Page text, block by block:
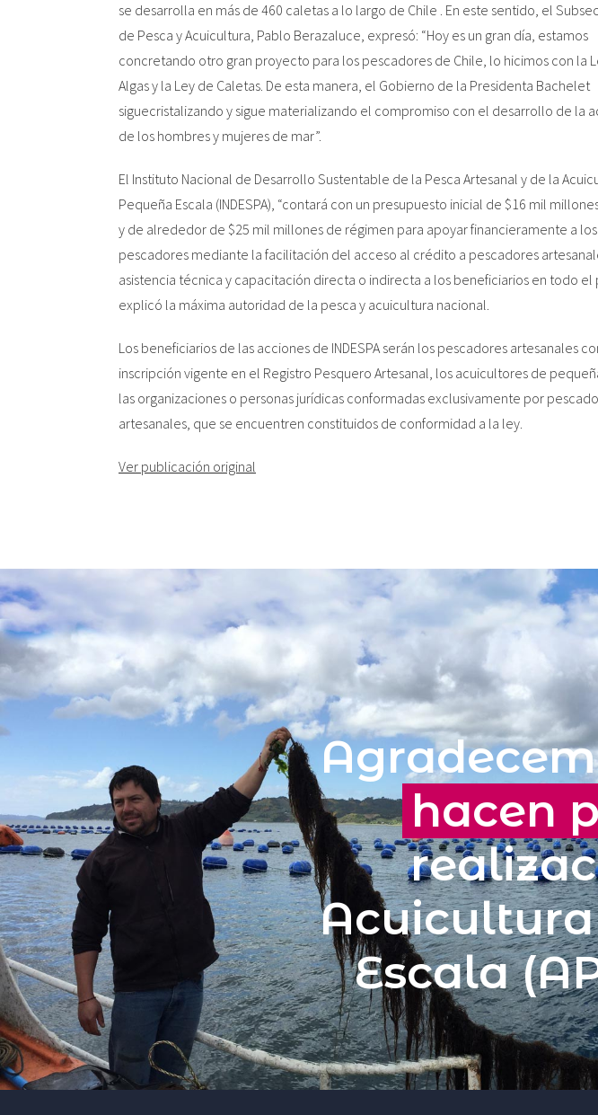
se desarrolla en más de 460 caletas a lo largo de Chile . En este sentido, el
de Pesca y Acuicultura, Pablo Berazaluce, expresó: “Hoy es un gran día, estamos
concretando otro gran proyecto para los pescadores de Chile, lo hicimos con la
Algas y la Ley de Caletas. De esta manera, el Gobierno de la Presidenta Bachelet
siguecristalizando y sigue materializando el compromiso con el desarrollo de la
de los hombres y mujeres de mar”.
El Instituto Nacional de Desarrollo Sustentable de la Pesca Artesanal y de la
Pequeña Escala (INDESPA), “contará con un presupuesto inicial de $16 mil
y de alrededor de $25 mil millones de régimen para apoyar financieramente a los
pescadores mediante la facilitación del acceso al crédito a pescadores
asistencia técnica y capacitación directa o indirecta a los beneficiarios en todo el
explicó la máxima autoridad de la pesca y acuicultura nacional.
Los beneficiarios de las acciones de INDESPA serán los pescadores artesanales
inscripción vigente en el Registro Pesquero Artesanal, los acuicultores de
las organizaciones o personas jurídicas conformadas exclusivamente por
artesanales, que se encuentren constituidos de conformidad a la ley.
Ver publicación original
hacen
Escala